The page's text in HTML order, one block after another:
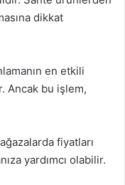
dikkat
en etkili
Ancak bu işlem,
fiyatları
yardımcı olabilir.